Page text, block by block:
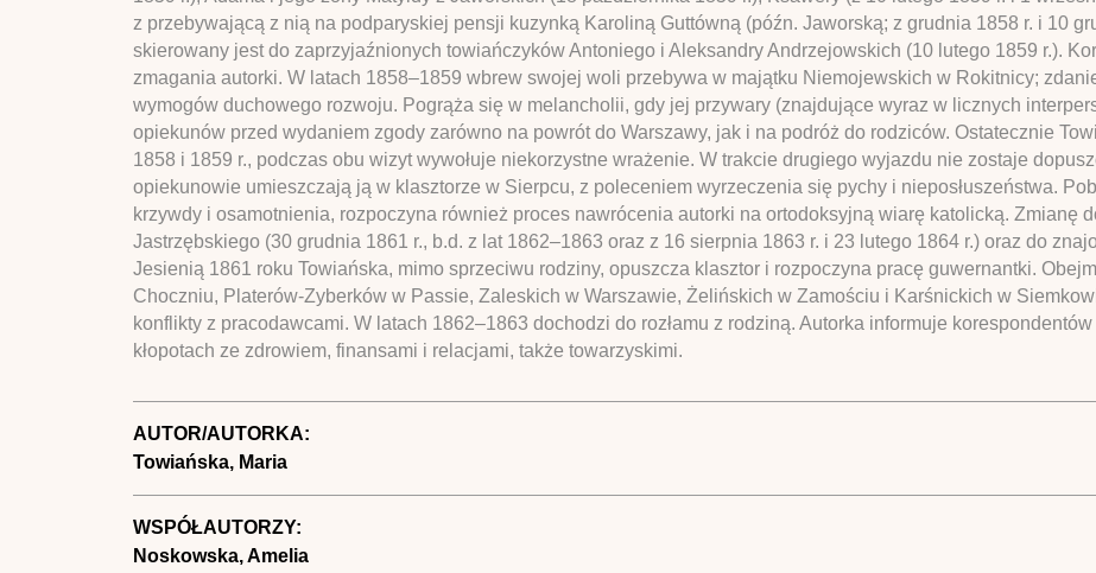
z przebywającą z nią na podparyskiej pensji kuzynką Karoliną Guttówną (późn. Jaworską; z grudnia 1858 r. i 10
skierowany jest do zaprzyjaźnionych towiańczyków Antoniego i Aleksandry Andrzejowskich (10 lutego 1859 r.).
zmagania autorki. W latach 1858–1859 wbrew swojej woli przebywa w majątku Niemojewskich w Rokitnicy;
wymogów duchowego rozwoju. Pogrąża się w melancholii, gdy jej przywary (znajdujące wyraz w licznych
opiekunów przed wydaniem zgody zarówno na powrót do Warszawy, jak i na podróż do rodziców. Ostatecznie
1858 i 1859 r., podczas obu wizyt wywołuje niekorzystne wrażenie. W trakcie drugiego wyjazdu nie zostaje
opiekunowie umieszczają ją w klasztorze w Sierpcu, z poleceniem wyrzeczenia się pychy i nieposłuszeństwa.
krzywdy i osamotnienia, rozpoczyna również proces nawrócenia autorki na ortodoksyjną wiarę katolicką. Zmianę
Jastrzębskiego (30 grudnia 1861 r., b.d. z lat 1862–1863 oraz z 16 sierpnia 1863 r. i 23 lutego 1864 r.) oraz do
Jesienią 1861 roku Towiańska, mimo sprzeciwu rodziny, opuszcza klasztor i rozpoczyna pracę guwernantki.
Choczniu, Platerów-Zyberków w Passie, Zaleskich w Warszawie, Żelińskich w Zamościu i Karśnickich w
konflikty z pracodawcami. W latach 1862–1863 dochodzi do rozłamu z rodziną. Autorka informuje
kłopotach ze zdrowiem, finansami i relacjami, także towarzyskimi.
AUTOR/AUTORKA:
Towiańska, Maria
WSPÓŁAUTORZY:
Noskowska, Amelia